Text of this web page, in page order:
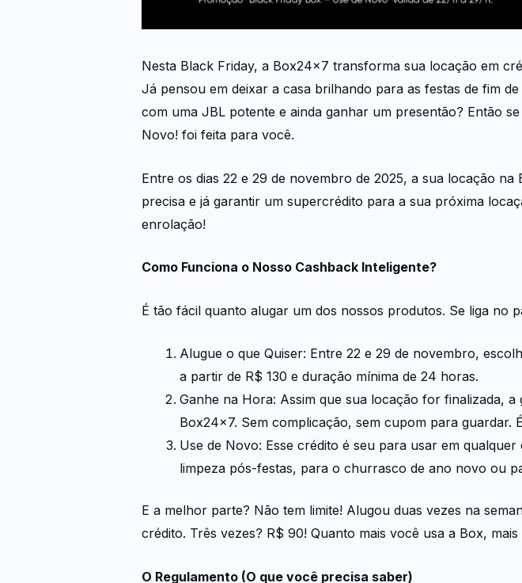
Nesta Black Friday, a Box24x7 transforma sua locação em
Já pensou em deixar a casa brilhando para as festas de fim
com uma JBL potente e ainda ganhar um presentão? Então
Novo! foi feita para você.
Entre os dias 22 e 29 de novembro de 2025, a sua locação
precisa e já garantir um supercrédito para a sua próxima
enrolação!
Como Funciona o Nosso Cashback Inteligente?
É tão fácil quanto alugar um dos nossos produtos. Se liga no
Alugue o que Quiser: Entre 22 e 29 de novembro,
a partir de R$ 130 e duração mínima de 24 horas.
Ganhe na Hora: Assim que sua locação for finalizada,
Box24x7. Sem complicação, sem cupom para guardar.
Use de Novo: Esse crédito é seu para usar em
limpeza pós-festas, para o churrasco de ano novo ou
E a melhor parte? Não tem limite! Alugou duas vezes na
crédito. Três vezes? R$ 90! Quanto mais você usa a Box,
O Regulamento (O que você precisa saber)